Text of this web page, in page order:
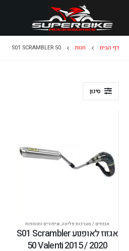
דף הבית חנות S01 SCRAMBLER 50
סינון
אגזוזים / מערכות פליטה, שיפורים ותוספות
אגזוז לאופנוע S01 Scrambler
50 Valenti 2015 / 2020